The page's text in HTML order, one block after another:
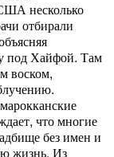
несколько
отбирали
под Хайфой. Там
воском,
что многие
без имен и
жизнь. Из